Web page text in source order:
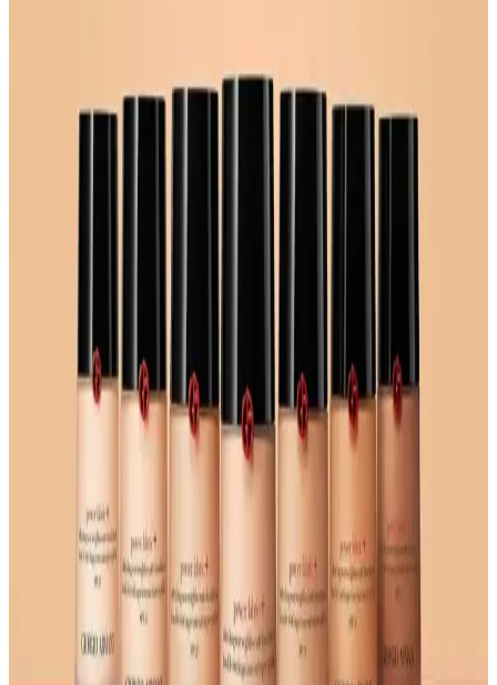
uygulama zorlukları makyaj başlangıcında tercih nedenlerini
belirliyor. Kapatıcı, bölgesel kullanım kolaylığı ve hata toleransıyla
ve doğal görünüm sağlayan makyaj ürünü
Eczane Makyaj Markaları: Uygun Fiyatlı ve Kaliteli
Alternatiflerle Lüks Markalara Rakip
Eczane makyaj markaları, uygun fiyatları ve kaliteli ürünleriyle lüks
markalara alternatif sunuyor. NYX, L'Oréal, Maybelline gibi
markalar performans ve çeşitlilik açısından öne çıkıyor.
Makyaj Sabitleme: Cilt Tipine Göre Gereklilik ve
Makyaj sabitleme ihtiyacı cilt tipine göre değişir. Kuru ciltler pudra
sabitleyiciden kaçınırken, yağlı ciltler için sabitleyici spreyler makyaj
kalıcılığını artırır. Kendi kendini sabitleyen ürünler de alternatif
7 Saatten Fazla Dayanıklı Makyaj İçin Ürün Seçimi
ve Uygulama Teknikleri